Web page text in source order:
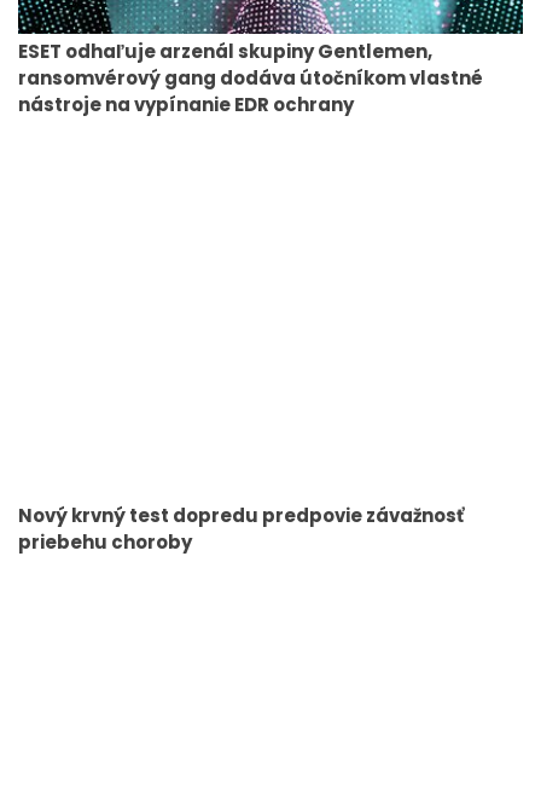
ESET odhaľuje arzenál skupiny Gentlemen,
ransomvérový gang dodáva útočníkom vlastné
nástroje na vypínanie EDR ochrany
Nový krvný test dopredu predpovie závažnosť
priebehu choroby